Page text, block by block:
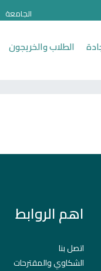
الجامعة
الطلاب والخريجون
اهم الروابط
اتصل بنا
الشكاوي والمقترحات